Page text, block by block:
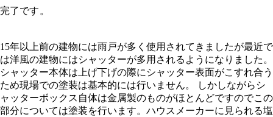
完了です。
15年以上前の建物には雨戸が多く使用されてきましたが最近で
は洋風の建物にはシャッターが多用されるようになりました。
シャッター本体は上げ下げの際にシャッター表面がこすれ合う
ため現場での塗装は基本的には行いません。 しかしながらシ
ャッターボックス自体は金属製のものがほとんどですのでこの
部分については塗装を行います。ハウスメーカーに見られる塩